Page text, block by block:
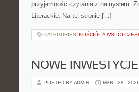
przyjemność czytania z namysłem.
Literackie. Na tej stronie […]
CATEGORIES: KOŚCIÓŁ A
NOWE
POSTED BY ADMIN MAR - 28 - 2026